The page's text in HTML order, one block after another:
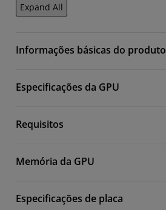
Expand All
Informações básicas do produto
Especificações da GPU
Requisitos
Memória da GPU
Especificações de placa